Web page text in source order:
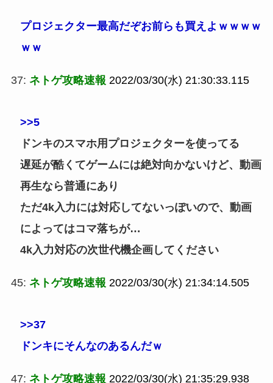
プロジェクター最高だぞお前らも買えよｗｗｗｗ
ｗｗ
37: ネトゲ攻略速報 2022/03/30(水) 21:30:33.115
>>5
ドンキのスマホ用プロジェクターを使ってる
遅延が酷くてゲームには絶対向かないけど、動画
再生なら普通にあり
ただ4k入力には対応してないっぽいので、動画
によってはコマ落ちが…
4k入力対応の次世代機企画してください
45: ネトゲ攻略速報 2022/03/30(水) 21:34:14.505
>>37
ドンキにそんなのあるんだｗ
47: ネトゲ攻略速報 2022/03/30(水) 21:35:29.938